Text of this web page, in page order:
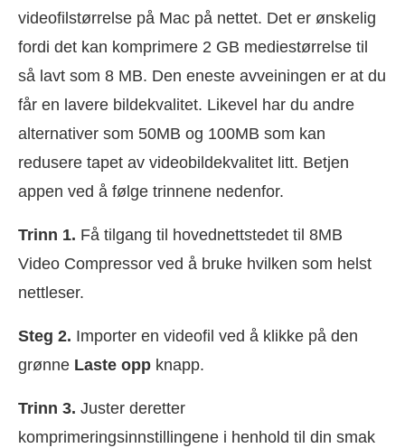
videofilstørrelse på Mac på nettet. Det er ønskelig
fordi det kan komprimere 2 GB mediestørrelse til
så lavt som 8 MB. Den eneste avveiningen er at du
får en lavere bildekvalitet. Likevel har du andre
alternativer som 50MB og 100MB som kan
redusere tapet av videobildekvalitet litt. Betjen
appen ved å følge trinnene nedenfor.
Trinn 1. Få tilgang til hovednettstedet til 8MB
Video Compressor ved å bruke hvilken som helst
nettleser.
Steg 2. Importer en videofil ved å klikke på den
grønne Laste opp knapp.
Trinn 3. Juster deretter
komprimeringsinnstillingene i henhold til din smak